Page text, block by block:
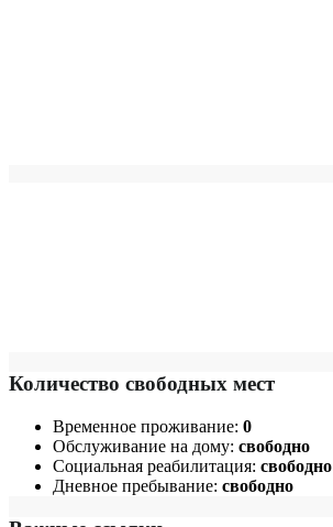
Количество свободных мест
Временное проживание: 0
Обслуживание на дому: свободно
Социальная реабилитация: свободно
Дневное пребывание: свободно